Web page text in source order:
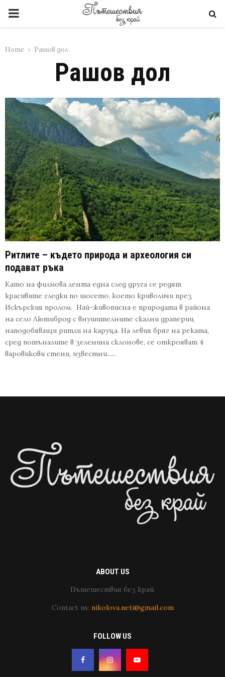
PRIMARY
Home Рашов дол
Рашов дол
Ритлите – където природа и археология си
подават ръка
Като на филмова лента една след друга се редят
красивите гледки по шосето, което криволичи през
Искърския пролом. Най-живописна е природата в района
на село Лютиброд с внушителните скални драперии,
наподобяващи ритли на каруца. На левия бряг на реката,
сред потъналите в зеленина склонове, се открояват 4
варовикови стени, известни......
ABOUT US
Пътешествия без край.
Contact us: nikolova.neti@gmail.com
FOLLOW US